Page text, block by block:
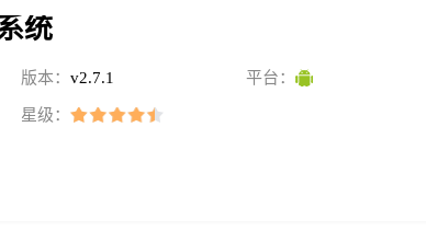
统
版本： v2.7.1 平台：
星级：